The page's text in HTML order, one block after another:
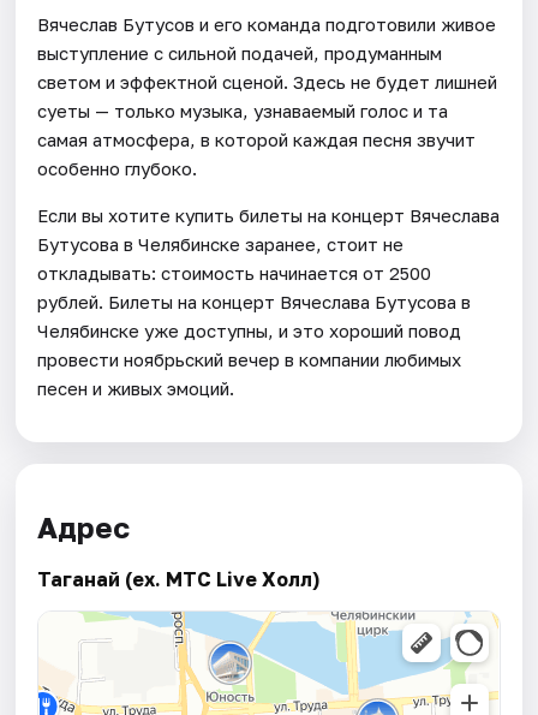
Вячеслав Бутусов и его команда подготовили живое
выступление с сильной подачей, продуманным
светом и эффектной сценой. Здесь не будет лишней
суеты — только музыка, узнаваемый голос и та
самая атмосфера, в которой каждая песня звучит
особенно глубоко.
Если вы хотите купить билеты на концерт Вячеслава
Бутусова в Челябинске заранее, стоит не
откладывать: стоимость начинается от 2500
рублей. Билеты на концерт Вячеслава Бутусова в
Челябинске уже доступны, и это хороший повод
провести ноябрьский вечер в компании любимых
песен и живых эмоций.
Адрес
Таганай (ex. МТС Live Холл)